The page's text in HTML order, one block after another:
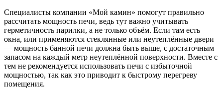
Специалисты компании «Мой камин» помогут правильно
рассчитать мощность печи, ведь тут важно учитывать
герметичность парилки, а не только объём. Если там есть
окна, или применяются стеклянные или неутеплённые двери
— мощность банной печи должна быть выше, с достаточным
запасом на каждый метр неутеплённой поверхности. Вместе с
тем не рекомендуется использовать печи с избыточной
мощностью, так как это приводит к быстрому перегреву
помещения.